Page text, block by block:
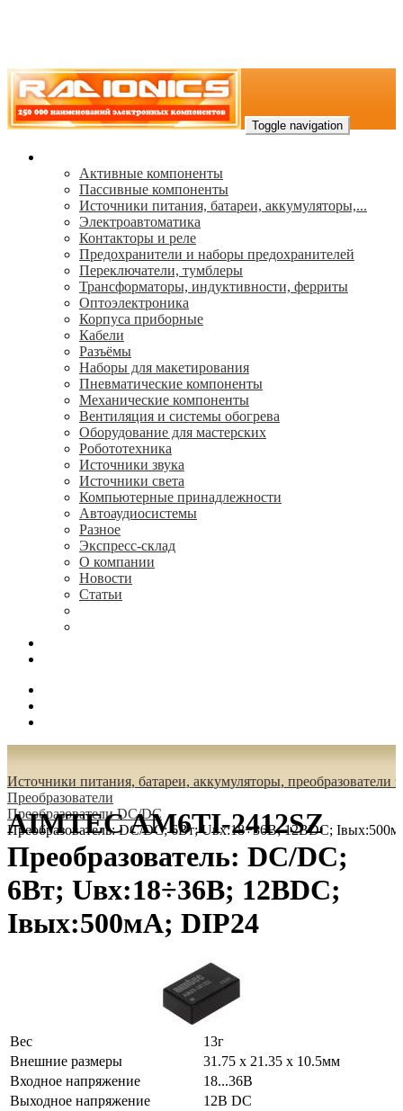
Toggle navigation
Активные компоненты
Пассивные компоненты
Источники питания, батареи, аккумуляторы,...
Электроавтоматика
Контакторы и реле
Предохранители и наборы предохранителей
Переключатели, тумблеры
Трансформаторы, индуктивности, ферриты
Oптоэлектроника
Корпуса приборные
Кабели
Разъёмы
Наборы для макетирования
Пневматические компоненты
Механические компоненты
Вентиляция и системы обогрева
Оборудование для мастерских
Робототехника
Источники звука
Источники света
Компьютерные принадлежности
Автоаудиосистемы
Разное
Экспресс-склад
О компании
Новости
Статьи
Источники питания, батареи, аккумуляторы, преобразователи
Преобразователи
Преобразователи DC/DC
Преобразователь: DC/DC; 6Вт; Uвх:18÷36В; 12ВDC;
AIMTEC AM6TI-2412SZ
Преобразователь: DC/DC;
6Вт; Uвх:18÷36В; 12ВDC;
Iвых:500мА; DIP24
Вес
13г
Внешние размеры
31.75 x 21.35 x 10.5мм
Входное напряжение
18...36В
Выходное напряжение
12В DC